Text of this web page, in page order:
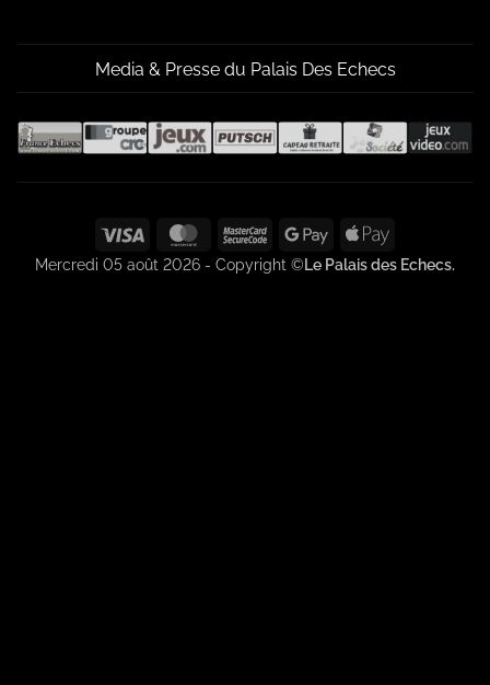
Media & Presse du Palais Des Echecs
Visa MasterCardMasterCard
2
Google
Pay
Apple
Pay
Mercredi 05 août 2026 - Copyright ©Le Palais des Echecs.